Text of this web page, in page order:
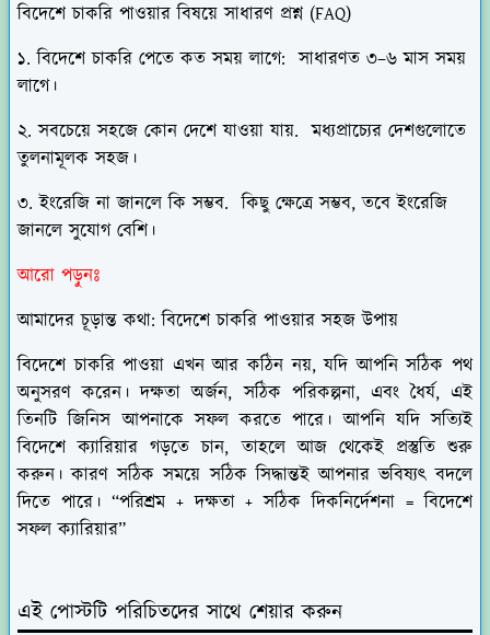
বিদেশে চাকরি পাওয়ার বিষয়ে সাধারণ প্রশ্ন (FAQ)
১. বিদেশে চাকরি পেতে কত সময় লাগে: সাধারণত ৩–৬ মাস সময়
লাগে।
২. সবচেয়ে সহজে কোন দেশে যাওয়া যায়. মধ্যপ্রাচ্যের দেশগুলোতে
তুলনামূলক সহজ।
৩. ইংরেজি না জানলে কি সম্ভব. কিছু ক্ষেত্রে সম্ভব, তবে ইংরেজি
জানলে সুযোগ বেশি।
আরো পড়ুনঃ
আমাদের চূড়ান্ত কথা: বিদেশে চাকরি পাওয়ার সহজ উপায়
বিদেশে চাকরি পাওয়া এখন আর কঠিন নয়, যদি আপনি সঠিক পথ
অনুসরণ করেন। দক্ষতা অর্জন, সঠিক পরিকল্পনা, এবং ধৈর্য, এই
তিনটি জিনিস আপনাকে সফল করতে পারে। আপনি যদি সত্যিই
বিদেশে ক্যারিয়ার গড়তে চান, তাহলে আজ থেকেই প্রস্তুতি শুরু
করুন। কারণ সঠিক সময়ে সঠিক সিদ্ধান্তই আপনার ভবিষ্যৎ বদলে
দিতে পারে। “পরিশ্রম + দক্ষতা + সঠিক দিকনির্দেশনা = বিদেশে
সফল ক্যারিয়ার”
এই পোস্টটি পরিচিতদের সাথে শেয়ার করুন